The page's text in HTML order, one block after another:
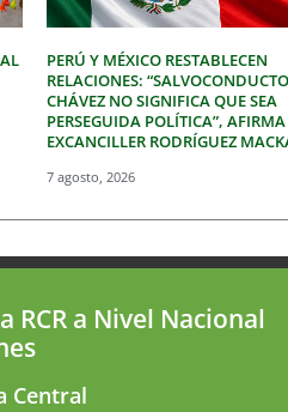
PERÚ Y MÉXICO RESTABLECEN
RELACIONES:
CHÁVEZ NO SIGNIFICA QUE SEA
PERSEGUIDA POLÍTICA”, AFIRMA
EXCANCILLER RODRÍGUEZ
7 agosto, 2026
RCR a Nivel Nacional
Central